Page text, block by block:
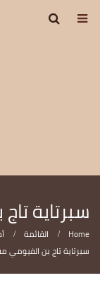
سبرتاية
Home القائمة
سبرتاية تاج بن الفيومي